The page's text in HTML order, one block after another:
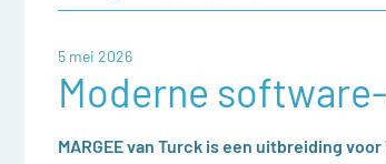
5 mei 2026
Moderne
MARGEE van Turck is een uitbreiding